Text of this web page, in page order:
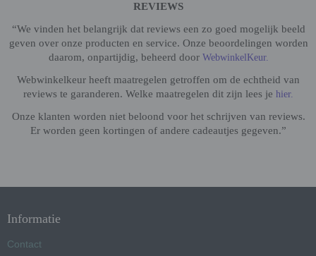
REVIEWS
“We vinden het belangrijk dat reviews een zo goed mogelijk beeld
geven over onze producten en service. Onze beoordelingen worden
daarom, onpartijdig, beheerd door WebwinkelKeur.
Webwinkelkeur heeft maatregelen getroffen om de echtheid van
reviews te garanderen. Welke maatregelen dit zijn lees je hier.
Onze klanten worden niet beloond voor het schrijven van reviews.
Er worden geen kortingen of andere cadeautjes gegeven.”
Informatie
Contact